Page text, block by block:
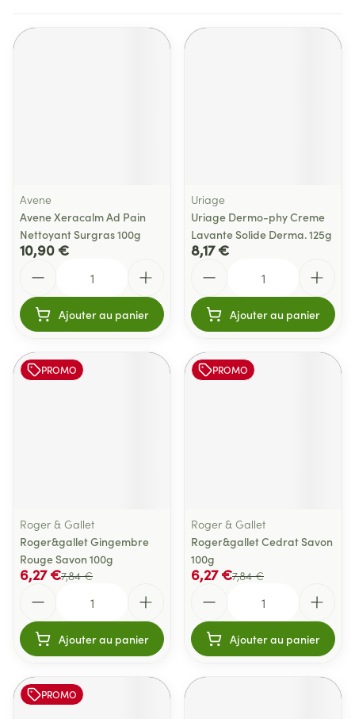
Avene
Avene Xeracalm Ad Pain
Nettoyant Surgras 100g
10,90 €
Ajouter au panier
Uriage
Uriage Dermo-phy Creme
Lavante Solide Derma. 125g
8,17 €
Ajouter au panier
PROMO
Roger & Gallet
Roger&gallet Gingembre
Rouge Savon 100g
7,84 €
6,27 €
Ajouter au panier
PROMO
Roger & Gallet
Roger&gallet Cedrat Savon
100g
7,84 €
6,27 €
Ajouter au panier
PROMO